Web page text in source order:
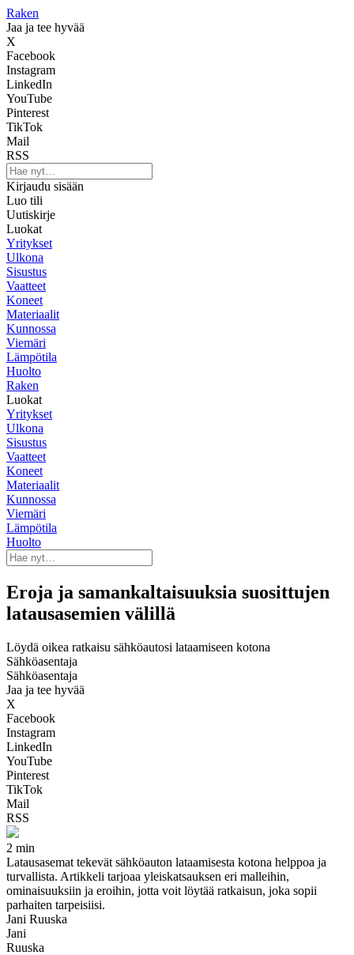
Raken
Jaa ja tee hyvää
X
Facebook
Instagram
LinkedIn
YouTube
Pinterest
TikTok
Mail
RSS
Kirjaudu sisään
Luo tili
Uutiskirje
Luokat
Yritykset
Ulkona
Sisustus
Vaatteet
Koneet
Materiaalit
Kunnossa
Viemäri
Lämpötila
Huolto
Raken
Luokat
Yritykset
Ulkona
Sisustus
Vaatteet
Koneet
Materiaalit
Kunnossa
Viemäri
Lämpötila
Huolto
Eroja ja samankaltaisuuksia suosittujen
latausasemien välillä
Löydä oikea ratkaisu sähköautosi lataamiseen kotona
Sähköasentaja
Sähköasentaja
Jaa ja tee hyvää
X
Facebook
Instagram
LinkedIn
YouTube
Pinterest
TikTok
Mail
RSS
2 min
Latausasemat tekevät sähköauton lataamisesta kotona helppoa ja
turvallista. Artikkeli tarjoaa yleiskatsauksen eri malleihin,
ominaisuuksiin ja eroihin, jotta voit löytää ratkaisun, joka sopii
parhaiten tarpeisiisi.
Jani Ruuska
Jani
Ruuska